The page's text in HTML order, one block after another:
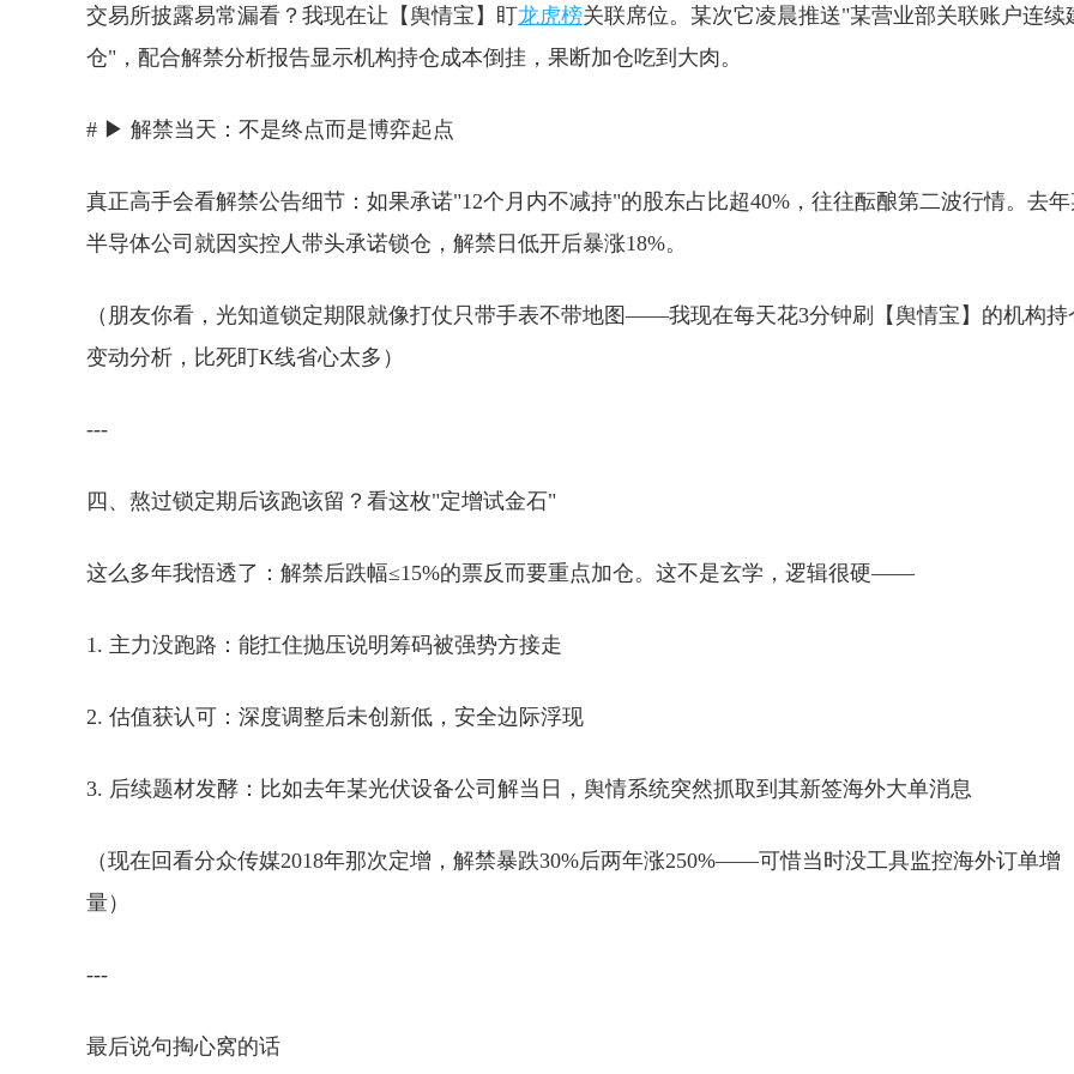
交易所披露易常漏看？我现在让【舆情宝】盯龙虎榜关联席位。某次它凌晨推送"某营业部关联账户连续
仓"，配合解禁分析报告显示机构持仓成本倒挂，果断加仓吃到大肉。
# ▶ 解禁当天：不是终点而是博弈起点
真正高手会看解禁公告细节：如果承诺"12个月内不减持"的股东占比超40%，往往酝酿第二波行情。去年
半导体公司就因实控人带头承诺锁仓，解禁日低开后暴涨18%。
（朋友你看，光知道锁定期限就像打仗只带手表不带地图——我现在每天花3分钟刷【舆情宝】的机构持
变动分析，比死盯K线省心太多）
---
四、熬过锁定期后该跑该留？看这枚"定增试金石"
这么多年我悟透了：解禁后跌幅≤15%的票反而要重点加仓。这不是玄学，逻辑很硬——
1. 主力没跑路：能扛住抛压说明筹码被强势方接走
2. 估值获认可：深度调整后未创新低，安全边际浮现
3. 后续题材发酵：比如去年某光伏设备公司解当日，舆情系统突然抓取到其新签海外大单消息
（现在回看分众传媒2018年那次定增，解禁暴跌30%后两年涨250%——可惜当时没工具监控海外订单增
量）
---
最后说句掏心窝的话